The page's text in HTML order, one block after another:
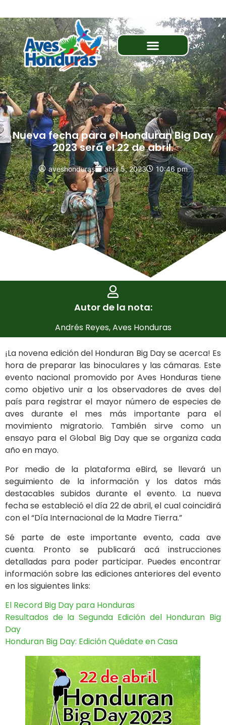
Nueva fecha para el Honduran Big Day
2023 será el 22 de abril.
aveshonduras abril 5, 2023 10:46 pm
Autor de la nota:
Andrés Reyes, Aves Honduras
¡La novena edición del Honduran Big Day se acerca! Es
hora de preparar las binoculares y las cámaras. Este
evento nacional promovido por Aves Honduras tiene
como objetivo unir a los observadores de aves del
país para registrar el mayor número de especies de
aves durante el mes más importante para el
movimiento migratorio. También sirve como un
ensayo para el Global Big Day que se organiza cada
año en mayo.
Por medio de la plataforma eBird, se llevará un
seguimiento de la información y los datos más
destacables subidos durante el evento. La nueva
fecha se estableció el día 22 de abril, el cual coincidirá
con el “Día Internacional de la Madre Tierra.”
Sé parte de este importante evento, cada ave
cuenta. Pronto se publicará acá instrucciones
detalladas para poder participar. Puedes encontrar
información sobre las ediciones anteriores del evento
en los siguientes links:
El Record Big Day para Honduras
Resultados de la Segunda Edición del Honduran Big
Day
Honduran Big Day: Edición Quédate en Casa